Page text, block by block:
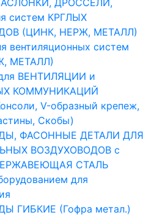
ДРОССЕЛИ,
систем КРГЛЫХ
(ЦИНК, НЕРЖ, МЕТАЛЛ)
вентиляционных систем
МЕТАЛЛ)
ВЕНТИЛЯЦИИ и
КОММУНИКАЦИЙ
V-образный крепеж,
Скобы)
ФАСОННЫЕ ДЕТАЛИ ДЛЯ
ВОЗДУХОВОДОВ с
СТАЛЬ
для
ГИБКИЕ (Гофра метал.)